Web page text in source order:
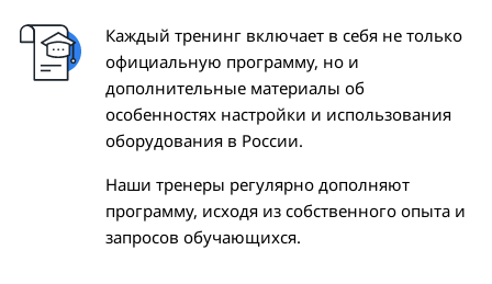
Каждый тренинг включает в себя не только
официальную программу, но и
дополнительные материалы об
особенностях настройки и использования
оборудования в России.
Наши тренеры регулярно дополняют
программу, исходя из собственного опыта и
запросов обучающихся.